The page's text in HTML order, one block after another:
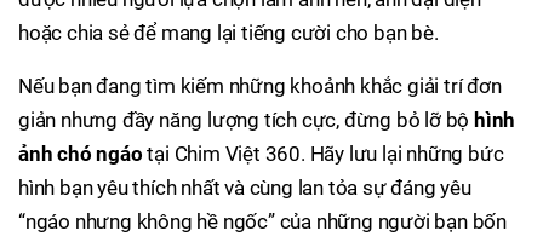
hoặc chia sẻ để mang lại tiếng cười cho bạn bè.
Nếu bạn đang tìm kiếm những khoảnh khắc giải trí đơn
giản nhưng đầy năng lượng tích cực, đừng bỏ lỡ bộ hình
ảnh chó ngáo tại Chim Việt 360. Hãy lưu lại những bức
hình bạn yêu thích nhất và cùng lan tỏa sự đáng yêu
“ngáo nhưng không hề ngốc” của những người bạn bốn